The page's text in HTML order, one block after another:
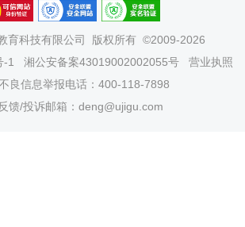
育科技有限公司
版权所有 ©2009-2026
-1
湘公安备案43019002002055号
营业执照
良信息举报电话：400-118-7898
馈/投诉邮箱：deng@ujigu.com